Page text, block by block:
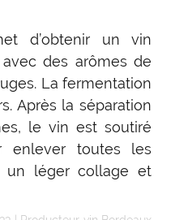
d’obtenir un vin
des arômes de
La fermentation
Après la séparation
le vin est soutiré
enlever toutes les
un léger collage et